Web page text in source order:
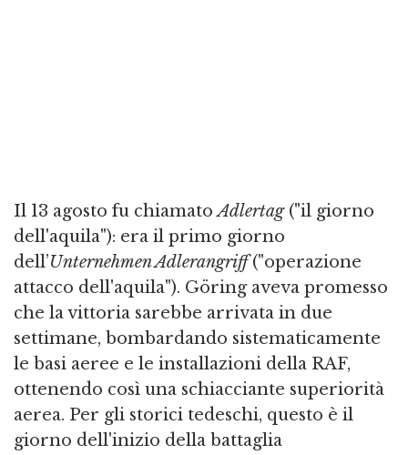
Il 13 agosto fu chiamatoAdlertag ("il giorno
dell'aquila"): era il primo giorno
dell’Unternehmen Adlerangriff("operazione
attacco dell'aquila"). Göring aveva promesso
che la vittoria sarebbe arrivata in due
settimane, bombardando sistematicamente
le basi aeree e le installazioni della RAF,
ottenendo così una schiacciante superiorità
aerea. Per gli storici tedeschi, questo è il
giorno dell'inizio della battaglia